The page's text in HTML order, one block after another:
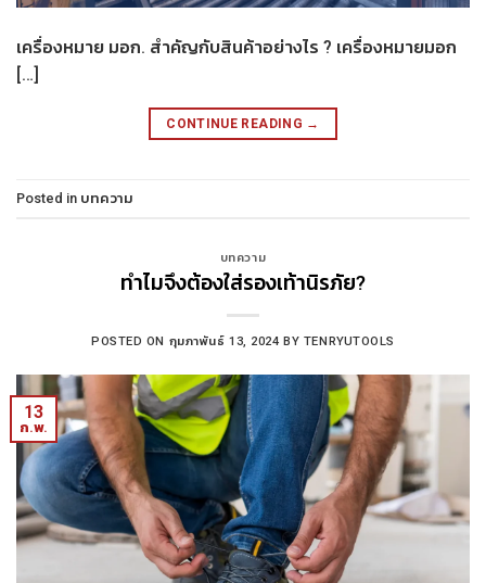
เครื่องหมาย มอก. สำคัญกับสินค้าอย่างไร ? เครื่องหมายมอก
[…]
CONTINUE READING →
Posted in บทความ
บทความ
ทำไมจึงต้องใส่รองเท้านิรภัย?
POSTED ON กุมภาพันธ์ 13, 2024 BY TENRYUTOOLS
13
ก.พ.